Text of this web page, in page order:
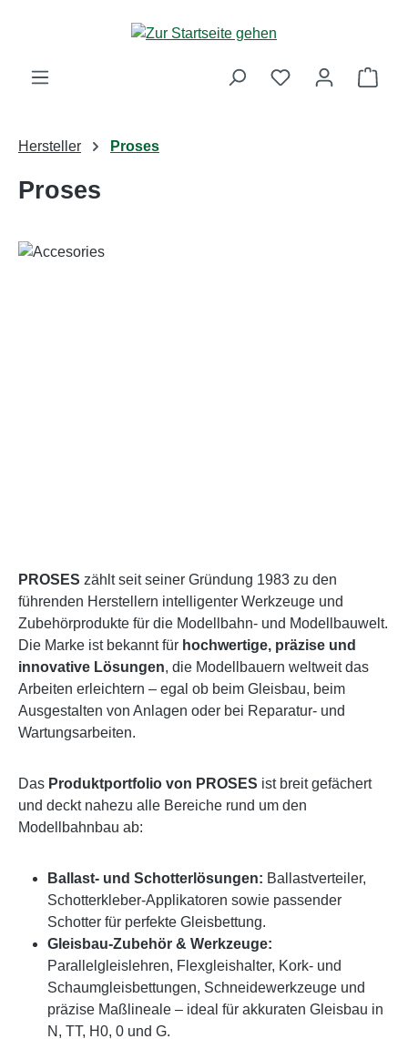
Zum Hauptinhalt springen
Hersteller Proses
Proses
PROSES zählt seit seiner Gründung 1983 zu den
führenden Herstellern intelligenter Werkzeuge und
Zubehörprodukte für die Modellbahn- und Modellbauwelt.
Die Marke ist bekannt für hochwertige, präzise und
innovative Lösungen, die Modellbauern weltweit das
Arbeiten erleichtern – egal ob beim Gleisbau, beim
Ausgestalten von Anlagen oder bei Reparatur- und
Wartungsarbeiten.
Das Produktportfolio von PROSES ist breit gefächert
und deckt nahezu alle Bereiche rund um den
Modellbahnbau ab:
Ballast- und Schotterlösungen: Ballastverteiler,
Schotterkleber-Applikatoren sowie passender
Schotter für perfekte Gleisbettung.
Gleisbau-Zubehör & Werkzeuge:
Parallelgleislehren, Flexgleishalter, Kork- und
Schaumgleisbettungen, Schneidewerkzeuge und
präzise Maßlineale – ideal für akkuraten Gleisbau in
N, TT, H0, 0 und G.